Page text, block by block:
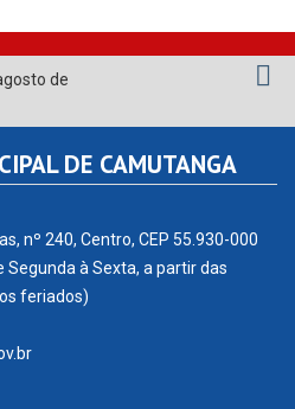
de
DE CAMUTANGA
nº 240, Centro, CEP 55.930-000
Segunda à Sexta, a partir das
feriados)